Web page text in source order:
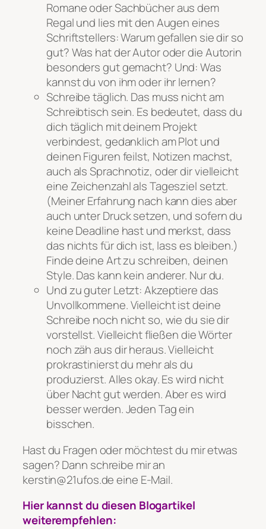
Romane oder Sachbücher aus dem
Regal und lies mit den Augen eines
Schriftstellers: Warum gefallen sie dir so
gut? Was hat der Autor oder die Autorin
besonders gut gemacht? Und: Was
kannst du von ihm oder ihr lernen?
Schreibe täglich. Das muss nicht am
Schreibtisch sein. Es bedeutet, dass du
dich täglich mit deinem Projekt
verbindest, gedanklich am Plot und
deinen Figuren feilst, Notizen machst,
auch als Sprachnotiz, oder dir vielleicht
eine Zeichenzahl als Tagesziel setzt.
(Meiner Erfahrung nach kann dies aber
auch unter Druck setzen, und sofern du
keine Deadline hast und merkst, dass
das nichts für dich ist, lass es bleiben.)
FindedeineArt zu schreiben, deinen
Style. Das kann kein anderer. Nur du.
Und zu guter Letzt: Akzeptiere das
Unvollkommene. Vielleicht ist deine
Schreibe noch nicht so, wie du sie dir
vorstellst. Vielleicht fließen die Wörter
noch zäh aus dir heraus. Vielleicht
prokrastinierst du mehr als du
produzierst. Alles okay. Es wird nicht
über Nacht gut werden. Aber es wird
besser werden. Jeden Tag ein
bisschen.
Hast du Fragen oder möchtest du mir etwas
sagen? Dann schreibe mir an
kerstin@21ufos.de eine E-Mail.
Hier kannst du diesen Blogartikel
weiterempfehlen: